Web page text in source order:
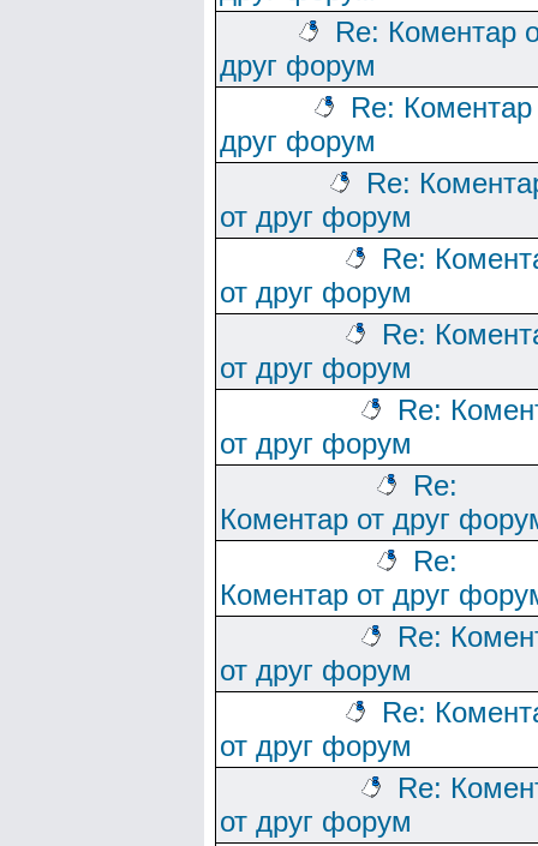
Re: Коментар
друг форум
Re: Коментар
друг форум
Re:
от друг форум
Re:
от друг форум
Re:
от друг форум
Re:
от друг форум
Re:
Коментар от друг
Re:
Коментар от друг
Re:
от друг форум
Re:
от друг форум
Re:
от друг форум